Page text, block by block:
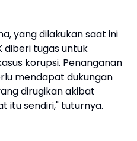
yang dilakukan saat ini
diberi tugas untuk
korupsi. Penanganan
mendapat dukungan
dirugikan akibat
itu sendiri," tuturnya.